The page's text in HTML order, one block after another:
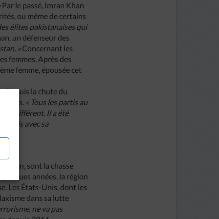
Par le passé, Imran Khan
ou même de certains
élites pakistanaises qui
un défenseur des
» Concernant les
femmes. Après des
femme, épousée cet
Depuis la chute du
civils. « Tous les partis au
pas différent. Il a été
Mais avec sa
indien, sont la chasse
années, la région
Les États-Unis, dont les
dans sa lutte
ne va pas